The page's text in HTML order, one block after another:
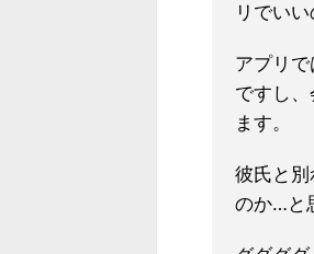
リでいい
アプリ
ですし
ます。
彼氏と
のか…と